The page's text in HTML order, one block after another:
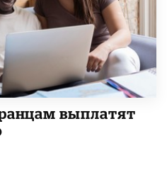
выплатят